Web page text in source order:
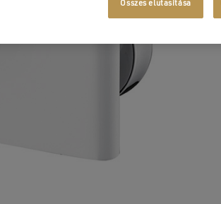
Összes elutasítása